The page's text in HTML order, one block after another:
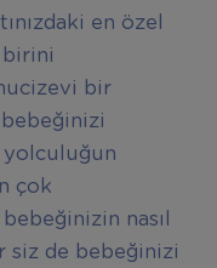
en özel
bir
bebeğinizi
yolculuğun
çok
nasıl
siz de bebeğinizi